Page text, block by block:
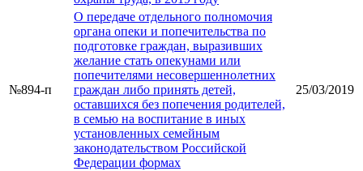
№894-п
О передаче отдельного полномочия
органа опеки и попечительства по
подготовке граждан, выразивших
желание стать опекунами или
попечителями несовершеннолетних
граждан либо принять детей,
оставшихся без попечения родителей,
в семью на воспитание в иных
установленных семейным
законодательством Российской
Федерации формах
25/03/2019